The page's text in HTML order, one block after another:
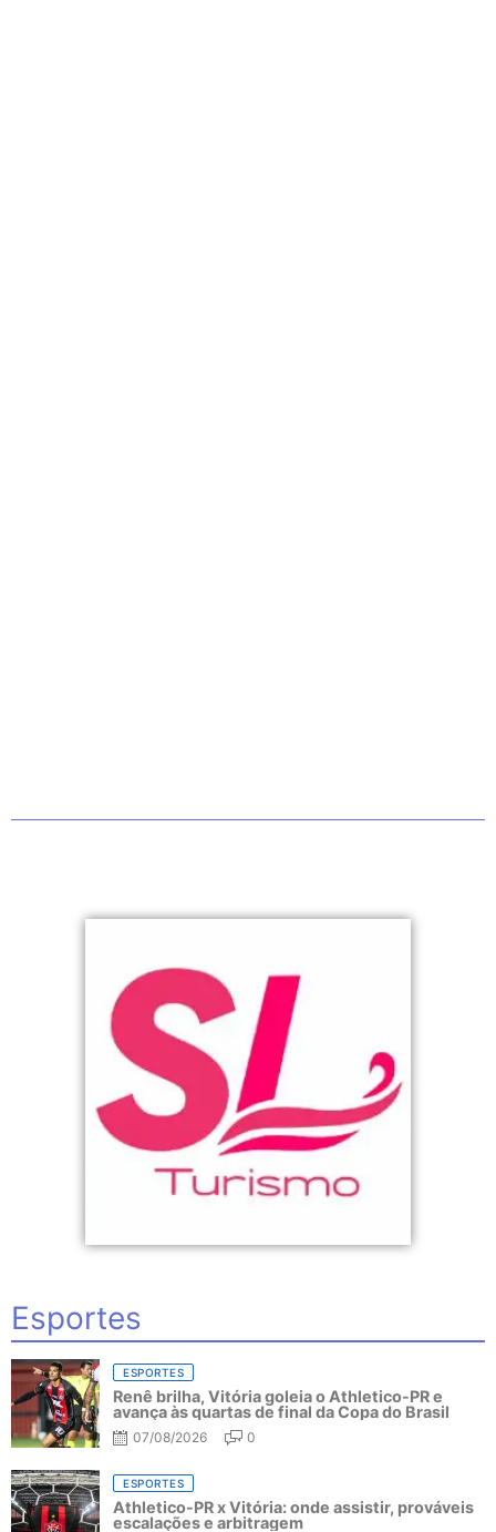
Esportes
ESPORTES
Renê brilha, Vitória goleia o Athletico-PR e
avança às quartas de final da Copa do Brasil
07/08/2026 0
ESPORTES
Athletico-PR x Vitória: onde assistir, prováveis
escalações e arbitragem